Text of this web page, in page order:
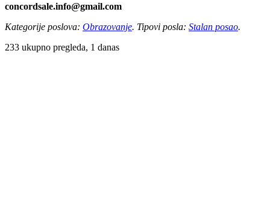
concordsale.info@gmail.com
Kategorije poslova: Obrazovanje. Tipovi posla: Stalan posao.
233 ukupno pregleda, 1 danas